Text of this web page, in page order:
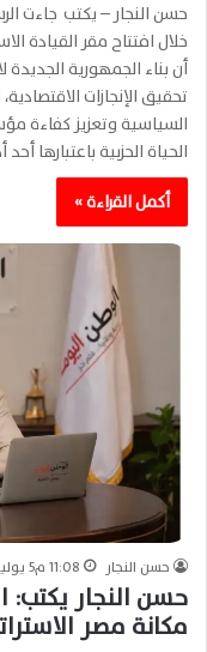
حسن النجار – يكتب جاءت
خلال افتتاح مقر القيادة
أن بناء الجمهورية
تحقيق الإنجازات
السياسية وتعزيز كفاءة
الحياة الحزبية باعتبارها
أكمل القراءة »
حسن النجار 11:08 م5 يوليو، 2026
حسن النجار يكتب:
مكانة مصر